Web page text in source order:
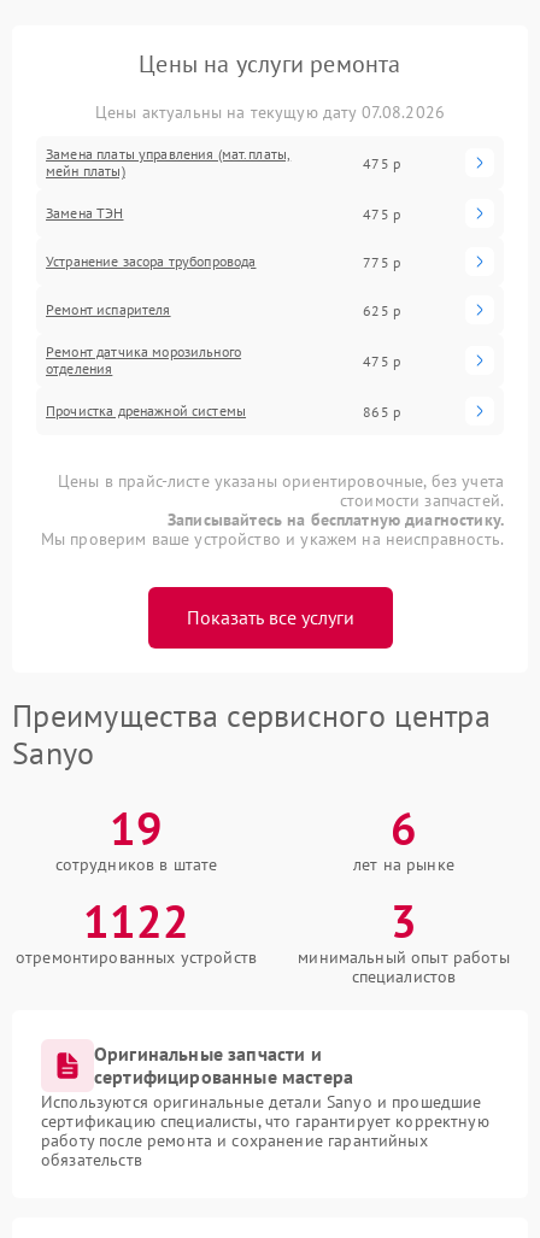
Цены на услуги ремонта
Цены актуальны на текущую дату 07.08.2026
Замена платы управления (мат.платы,
мейн платы)
475 р
Замена ТЭН 475 р
Устранение засора трубопровода 775 р
Ремонт испарителя 625 р
Ремонт датчика морозильного
отделения
475 р
Прочистка дренажной системы 865 р
Цены в прайс-листе указаны ориентировочные, без учета
стоимости запчастей.
Записывайтесь на бесплатную диагностику.
Мы проверим ваше устройство и укажем на неисправность.
Показать все услуги
Преимущества сервисного центра
Sanyo
19
сотрудников в штате
6
лет на рынке
1122
отремонтированных устройств
3
минимальный опыт работы
специалистов
Оригинальные запчасти и
сертифицированные мастера
Используются оригинальные детали Sanyo и прошедшие
сертификацию специалисты, что гарантирует корректную
работу после ремонта и сохранение гарантийных
обязательств